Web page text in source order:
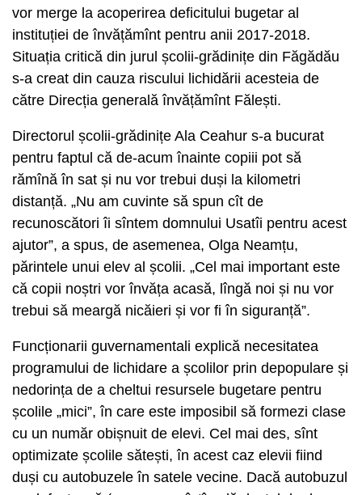
vor merge la acoperirea deficitului bugetar al
instituției de învățămînt pentru anii 2017-2018.
Situația critică din jurul școlii-grădinițe din Făgădău
s-a creat din cauza riscului lichidării acesteia de
către Direcția generală învățămînt Fălești.
Directorul școlii-grădinițe Ala Ceahur s-a bucurat
pentru faptul că de-acum înainte copiii pot să
rămînă în sat și nu vor trebui duși la kilometri
distanță. „Nu am cuvinte să spun cît de
recunoscători îi sîntem domnului Usatîi pentru acest
ajutor”, a spus, de asemenea, Olga Neamțu,
părintele unui elev al școlii. „Cel mai important este
că copii noștri vor învăța acasă, lîngă noi și nu vor
trebui să meargă nicăieri și vor fi în siguranță”.
Funcționarii guvernamentali explică necesitatea
programului de lichidare a școlilor prin depopulare și
nedorința de a cheltui resursele bugetare pentru
școlile „mici”, în care este imposibil să formezi clase
cu un număr obișnuit de elevi. Cel mai des, sînt
optimizate școlile sătești, în acest caz elevii fiind
duși cu autobuzele în satele vecine. Dacă autobuzul